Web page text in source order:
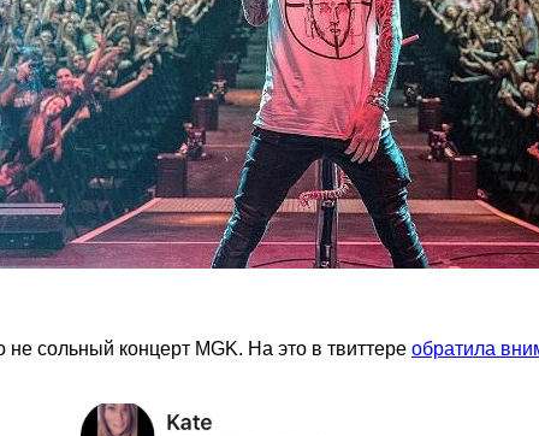
сольный концерт MGK. На это в твиттере обратила